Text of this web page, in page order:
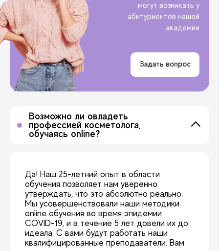
могут возникать у
абитуриентов нашей
академии
Задать вопрос
Возможно ли овладеть
профессией косметолога,
обучаясь online?
Да! Наш 25-летний опыт в области
обучения позволяет нам уверенно
утверждать, что это абсолютно реально.
Мы усовершенствовали наши методики
online обучения во время эпидемии
COVID-19, и в течение 5 лет довели их до
идеала. С вами будут работать наши
квалифицированные преподаватели. Вам